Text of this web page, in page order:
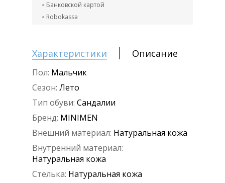
Банковской картой
Robokassa
Характеристики Описание
Пол: Мальчик
Сезон: Лето
Тип обуви: Сандалии
Бренд: MINIMEN
Внешний материал: Натуральная кожа
Внутренний материал:
Натуральная кожа
Стелька: Натуральная кожа